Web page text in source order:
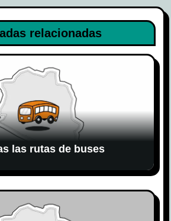
relacionadas
las rutas de buses